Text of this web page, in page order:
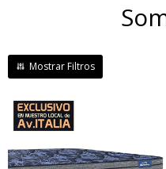
Mayor firmeza y duración.
Altura de colchón 24 cm y
59cm la suma del colchón y el
sommier.